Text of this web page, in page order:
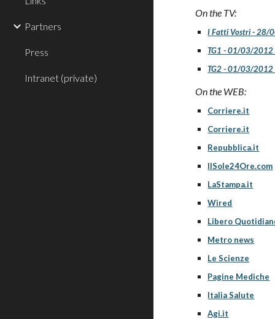
Partners
Press
Intranet (private)
On the TV:
I Fatti Vostri - 28/
TG1 - 01/03/
TG2 - 01/03/
On the WEB:
Corriere.it
Corriere.it
Repubblica.it
IlSole24Ore.com
LaStampa.it
Wired
Libero
Metro news
Le Scienze
Pagine Mediche
Italia Salute
Agi.it